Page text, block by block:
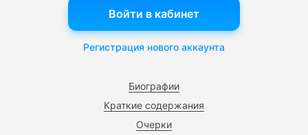
Биографии
Краткие содержания
Очерки
Войти в кабинет
Регистрация нового аккаунта